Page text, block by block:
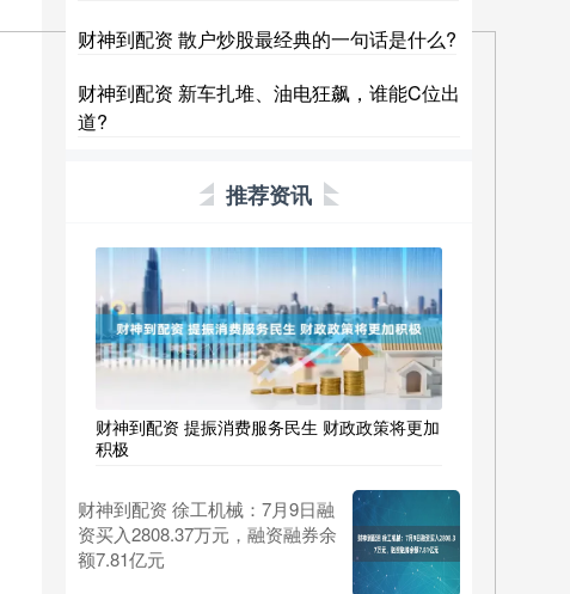
财神到配资 散户炒股最经典的一句话是什么?
财神到配资 新车扎堆、油电狂飙，谁能C位出
道?
推荐资讯
财神到配资 提振消费服务民生 财政政策将更加
积极
财神到配资 徐工机械：7月9日融
资买入2808.37万元，融资融券余
额7.81亿元